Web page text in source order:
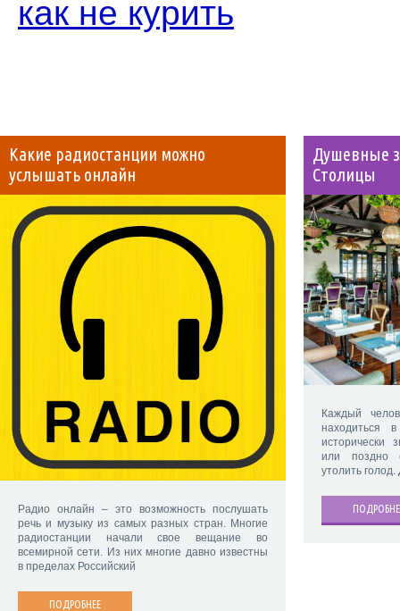
как не курить
Какие радиостанции можно
услышать онлайн
Радио онлайн – это возможность послушать
речь и музыку из самых разных стран. Многие
радиостанции начали свое вещание во
всемирной сети. Из них многие давно известны
в пределах Российский
ПОДРОБНЕЕ
Душевные
Столицы
Каждый
находиться
исторически
или поздно
утолить